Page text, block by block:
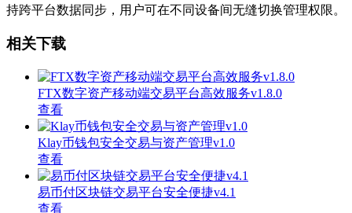
持跨平台数据同步，用户可在不同设备间无缝切换管理权限。
相关下载
FTX数字资产移动端交易平台高效服务v1.8.0
查看
Klay币钱包安全交易与资产管理v1.0
查看
易币付区块链交易平台安全便捷v4.1
查看